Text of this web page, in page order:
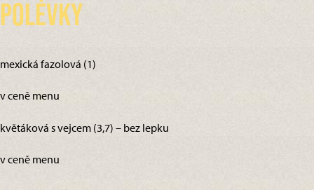
Polévky
mexická fazolová (1)
v ceně menu
květáková s vejcem (3,7) – bez lepku
v ceně menu